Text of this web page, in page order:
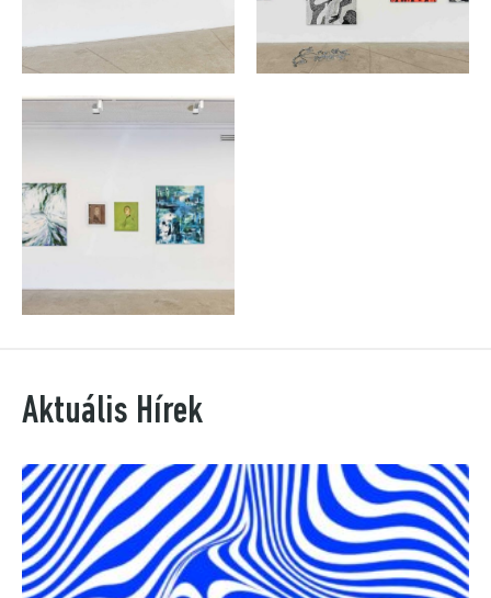
Aktuális Hírek